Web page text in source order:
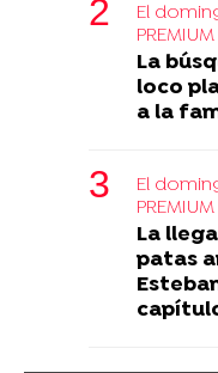
El
PREMIUM
La
loco
a la
El
PREMIUM
La
patas